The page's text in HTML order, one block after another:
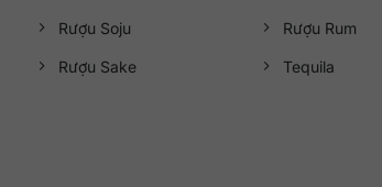
Rượu Soju
Rượu Sake
Rượu Rum
Tequila